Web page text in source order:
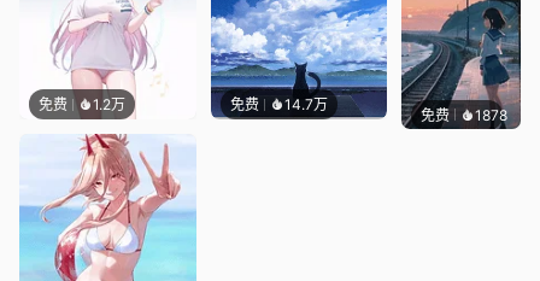
免费 1.2万 免费 14.7万
免费 1878辰东